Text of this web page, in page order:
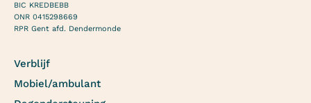
BIC KREDBEBB
ONR 0415298669
RPR Gent afd. Dendermonde
Verblijf
Mobiel/ambulant